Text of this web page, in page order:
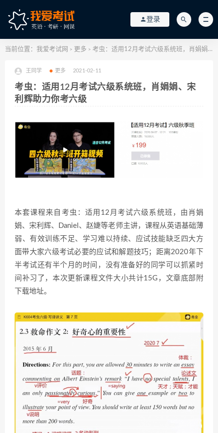
登录
当前位置： 我爱考试网 > 更多 > 考虫：适用12月考试六级系统班，肖娟娟、宋利辉助力你考六级
王同学 更多 2021-02-11
考虫：适用12月考试六级系统班，肖娟娟、宋
利辉助力你考六级
本套课程来自考虫：适用12月考试六级系统班，由肖娟
娟、宋利辉、Daniel、赵婕等老师主讲，课程从英语基础薄
弱、有效训练不足、学习难以持续、应试技能缺乏四大方
面带大家六级考试必要的应试和解题技巧；距离2020年下
半考试还有半个月的时间，没有准备好的同学可以抓紧时
间补习了，本次更新课程文件大小共计15G，文章底部附
下载地址。